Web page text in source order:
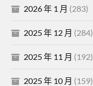
2026 年 1 月 (283)
2025 年 12 月 (284)
2025 年 11 月 (192)
2025 年 10 月 (159)